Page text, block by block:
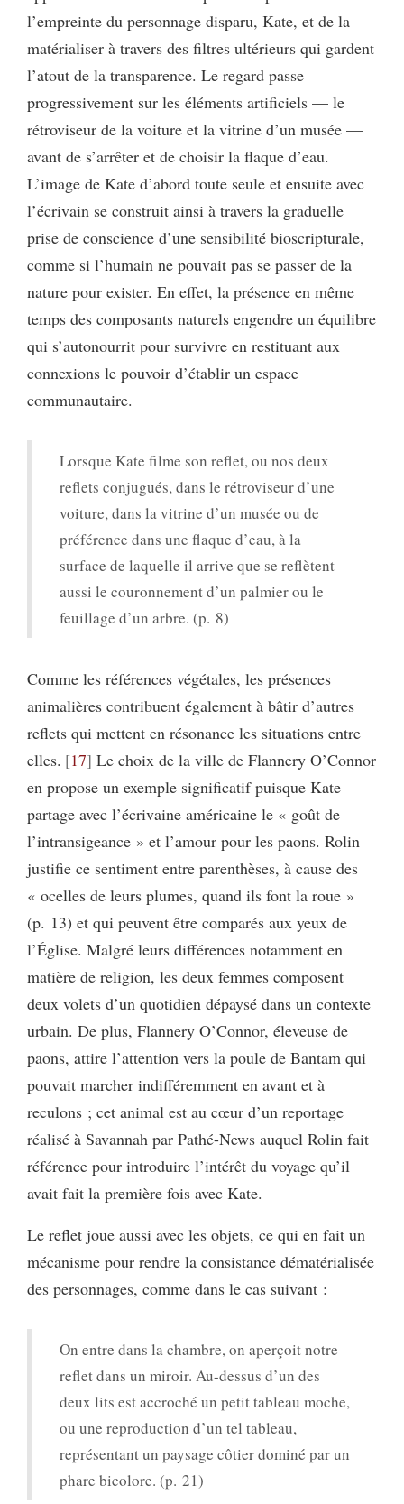
l’empreinte du personnage disparu, Kate, et de la
matérialiser à travers des filtres ultérieurs qui gardent
l’atout de la transparence. Le regard passe
progressivement sur les éléments artificiels — le
rétroviseur de la voiture et la vitrine d’un musée —
avant de s’arrêter et de choisir la flaque d’eau.
L’image de Kate d’abord toute seule et ensuite avec
l’écrivain se construit ainsi à travers la graduelle
prise de conscience d’une sensibilité bioscripturale,
comme si l’humain ne pouvait pas se passer de la
nature pour exister. En effet, la présence en même
temps des composants naturels engendre un équilibre
qui s’autonourrit pour survivre en restituant aux
connexions le pouvoir d’établir un espace
communautaire.
Lorsque Kate filme son reflet, ou nos deux
reflets conjugués, dans le rétroviseur d’une
voiture, dans la vitrine d’un musée ou de
préférence dans une flaque d’eau, à la
surface de laquelle il arrive que se reflètent
aussi le couronnement d’un palmier ou le
feuillage d’un arbre. (p. 8)
Comme les références végétales, les présences
animalières contribuent également à bâtir d’autres
reflets qui mettent en résonance les situations entre
elles. 17 Le choix de la ville de Flannery O’Connor
en propose un exemple significatif puisque Kate
partage avec l’écrivaine américaine le « goût de
l’intransigeance » et l’amour pour les paons. Rolin
justifie ce sentiment entre parenthèses, à cause des
« ocelles de leurs plumes, quand ils font la roue »
(p. 13) et qui peuvent être comparés aux yeux de
l’Église. Malgré leurs différences notamment en
matière de religion, les deux femmes composent
deux volets d’un quotidien dépaysé dans un contexte
urbain. De plus, Flannery O’Connor, éleveuse de
paons, attire l’attention vers la poule de Bantam qui
pouvait marcher indifféremment en avant et à
reculons ; cet animal est au cœur d’un reportage
réalisé à Savannah par Pathé-News auquel Rolin fait
référence pour introduire l’intérêt du voyage qu’il
avait fait la première fois avec Kate.
Le reflet joue aussi avec les objets, ce qui en fait un
mécanisme pour rendre la consistance dématérialisée
des personnages, comme dans le cas suivant :
On entre dans la chambre, on aperçoit notre
reflet dans un miroir. Au-dessus d’un des
deux lits est accroché un petit tableau moche,
ou une reproduction d’un tel tableau,
représentant un paysage côtier dominé par un
phare bicolore. (p. 21)